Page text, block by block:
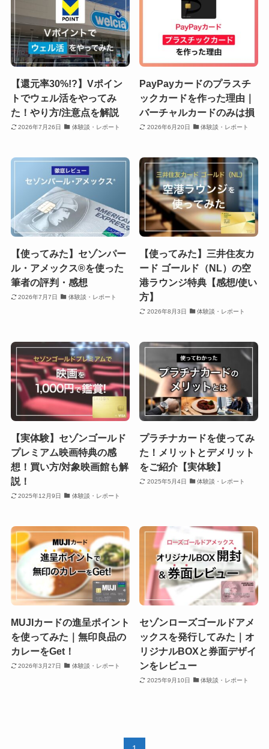
【還元率30%!?】Vポイン
トでウェル活をやってみ
た！やり方/注意点を解説
2026年7月26日 体験談・レポート
PayPayカードのプラスチ
ックカードを作った理由｜
バーチャルカードのみは損
2026年6月20日 体験談・レポート
【使ってみた】セゾンパー
ル・アメックス®を使った
筆者の評判・感想
2026年7月7日 体験談・レポート
【使ってみた】三井住友カ
ード ゴールド（NL）の空
港ラウンジ特典【感想/使い
方】
2026年8月3日 体験談・レポート
【実体験】セゾンゴールド
プレミアム映画特典の感
想！買い方/対象映画館も解
説！
2025年12月9日 体験談・レポート
プラチナカードを使ってみ
た！メリットとデメリット
をご紹介【実体験】
2025年5月4日 体験談・レポート
MUJIカードの進呈ポイント
を使ってみた｜無印良品の
カレーをGet！
2026年3月27日 体験談・レポート
セゾンローズゴールドアメ
ックスを発行してみた｜オ
リジナルBOXと券面デザイ
ンをレビュー
2025年9月10日 体験談・レポート